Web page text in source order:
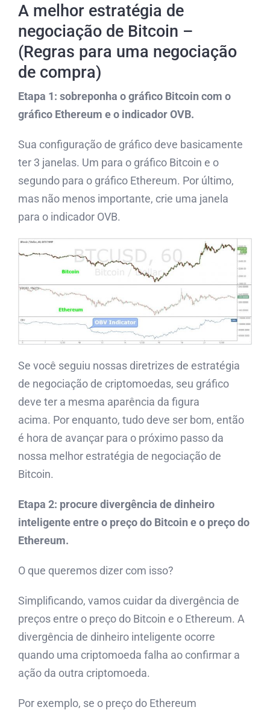
A melhor estratégia de
negociação de Bitcoin –
(Regras para uma negociação
de compra)
Etapa 1: sobreponha o gráfico Bitcoin com o
gráfico Ethereum e o indicador OVB.
Sua configuração de gráfico deve basicamente
ter 3 janelas. Um para o gráfico Bitcoin e o
segundo para o gráfico Ethereum. Por último,
mas não menos importante, crie uma janela
para o indicador OVB.
Se você seguiu nossas diretrizes de estratégia
de negociação de criptomoedas, seu gráfico
deve ter a mesma aparência da figura
acima. Por enquanto, tudo deve ser bom, então
é hora de avançar para o próximo passo da
nossa melhor estratégia de negociação de
Bitcoin.
Etapa 2: procure divergência de dinheiro
inteligente entre o preço do Bitcoin e o preço do
Ethereum.
O que queremos dizer com isso?
Simplificando, vamos cuidar da divergência de
preços entre o preço do Bitcoin e o Ethereum. A
divergência de dinheiro inteligente ocorre
quando uma criptomoeda falha ao confirmar a
ação da outra criptomoeda.
Por exemplo, se o preço do Ethereum